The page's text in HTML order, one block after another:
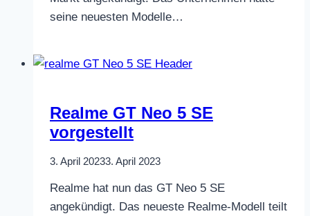
seine neuesten Modelle…
Realme GT Neo 5 SE
vorgestellt
3. April 20233. April 2023
Realme hat nun das GT Neo 5 SE
angekündigt. Das neueste Realme-Modell teilt